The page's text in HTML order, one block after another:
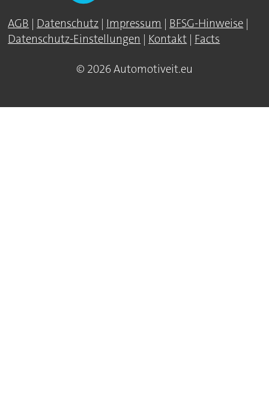
AGB | Datenschutz | Impressum | BFSG-Hinweise |
Datenschutz-Einstellungen | Kontakt | Facts
© 2026 Automotiveit.eu